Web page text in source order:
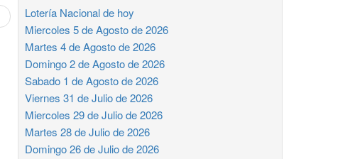
Lotería Nacional de hoy
Miercoles 5 de Agosto de 2026
Martes 4 de Agosto de 2026
Domingo 2 de Agosto de 2026
Sabado 1 de Agosto de 2026
Viernes 31 de Julio de 2026
Miercoles 29 de Julio de 2026
Martes 28 de Julio de 2026
Domingo 26 de Julio de 2026